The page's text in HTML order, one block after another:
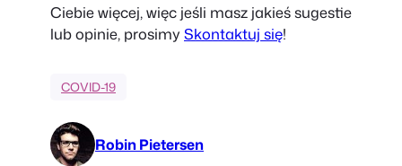
Ciebie więcej, więc jeśli masz jakieś sugestie
lub opinie, prosimySkontaktuj się!
COVID-19
Robin Pietersen